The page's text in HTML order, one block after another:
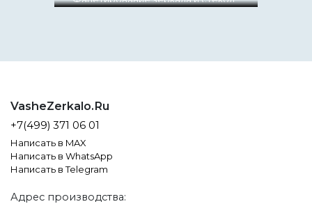
VasheZerkalo.Ru
+7(499) 371 06 01
Написать в MAX
Написать в WhatsApp
Написать в Telegram
Адрес производства: